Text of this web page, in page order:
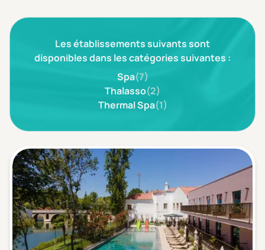
Note de nos clients
D'après notre partenaire Avis-Vérifiés
Envie de
Bord de mer
(0)
Ville
(0)
Montagne
(0)
Campagne
(0)
Les établissements suivants sont
disponibles dans les catégories suivantes :
Spa(7)
Thalasso(2)
Thermal Spa(1)